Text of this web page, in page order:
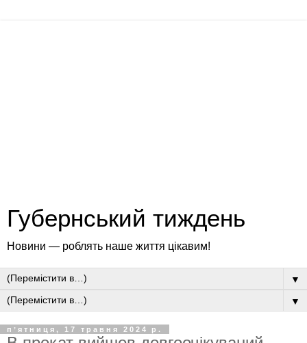
Губернський тиждень
Новини — роблять наше життя цікавим!
▼
▼
пʼятниця, 17 травня 2024 р.